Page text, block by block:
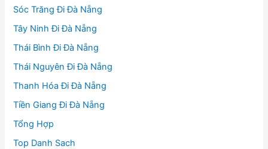
Sóc Trăng Đi Đà Nẵng
Tây Ninh Đi Đà Nẵng
Thái Bình Đi Đà Nẵng
Thái Nguyên Đi Đà Nẵng
Thanh Hóa Đi Đà Nẵng
Tiền Giang Đi Đà Nẵng
Tổng Hợp
Top Danh Sach